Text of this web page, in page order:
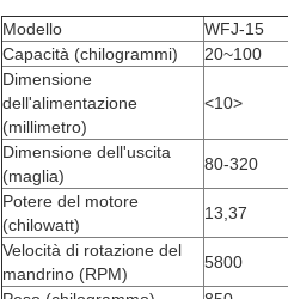
Modello WFJ-15
Capacità (chilogrammi)
20~100
Dimensione
dell'alimentazione
(millimetro)
<10>
Dimensione dell'uscita
(maglia)
80-320
Potere del motore
(chilowatt)
13,37
Velocità di rotazione del
mandrino (RPM)
5800